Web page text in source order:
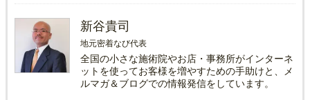
新谷貴司
地元密着なび代表
全国の小さな施術院やお店・事務所がインターネ
ットを使ってお客様を増やすための手助けと、メ
ルマガ＆ブログでの情報発信をしています。